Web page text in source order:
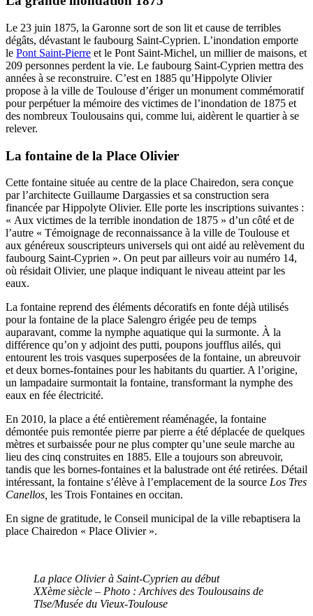
Le 23 juin 1875, la Garonne sort de son lit et cause de terribles
dégâts, dévastant le faubourg Saint-Cyprien. L’inondation emporte
le Pont Saint-Pierre et le Pont Saint-Michel, un millier de maisons, et
209 personnes perdent la vie. Le faubourg Saint-Cyprien mettra des
années à se reconstruire. C’est en 1885 qu’Hippolyte Olivier
propose à la ville de Toulouse d’ériger un monument commémoratif
pour perpétuer la mémoire des victimes de l’inondation de 1875 et
des nombreux Toulousains qui, comme lui, aidèrent le quartier à se
relever.
La fontaine de la Place Olivier
Cette fontaine située au centre de la place Chairedon, sera conçue
par l’architecte Guillaume Dargassies et sa construction sera
financée parHippolyte Olivier. Elle porte les inscriptions suivantes :
« Aux victimes de la terrible inondation de 1875 » d’un côté et de
l’autre « Témoignage de reconnaissance à la ville de Toulouse et
aux généreux souscripteurs universels qui ont aidé au relèvement du
faubourg Saint-Cyprien ». On peut par ailleurs voir au numéro 14,
où résidait Olivier, une plaque indiquant le niveau atteint par les
eaux.
La fontaine reprend des éléments décoratifs en fonte déjà utilisés
pour la fontaine de la place Salengro érigée peu de temps
auparavant, comme la nymphe aquatique qui la surmonte. À la
différence qu’on y adjoint des putti, poupons joufflus ailés, qui
entourent les trois vasques superposées de la fontaine, un abreuvoir
et deux bornes-fontaines pour les habitants du quartier. A l’origine,
un lampadaire surmontait la fontaine, transformant la nymphe des
eaux en fée électricité.
En 2010, la place a été entièrement réaménagée, la fontaine
démontée puis remontée pierre par pierre a été déplacée de quelques
mètres et surbaissée pour ne plus compter qu’une seule marche au
lieu des cinq construites en 1885. Elle a toujours son abreuvoir,
tandis que les bornes-fontaines et la balustrade ont été retirées. Détail
intéressant, la fontaine s’élève à l’emplacement de la source Los Tres
Canellos, les Trois Fontaines en occitan.
En signe de gratitude, le Conseil municipal de la ville rebaptisera la
place Chairedon « Place Olivier ».
La place Olivier à Saint-Cyprien au début
XXème siècle – Photo : Archives des Toulousains de
Tlse/Musée du Vieux-Toulouse